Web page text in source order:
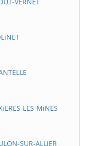
LES-MiNES
SUR-ALLiER